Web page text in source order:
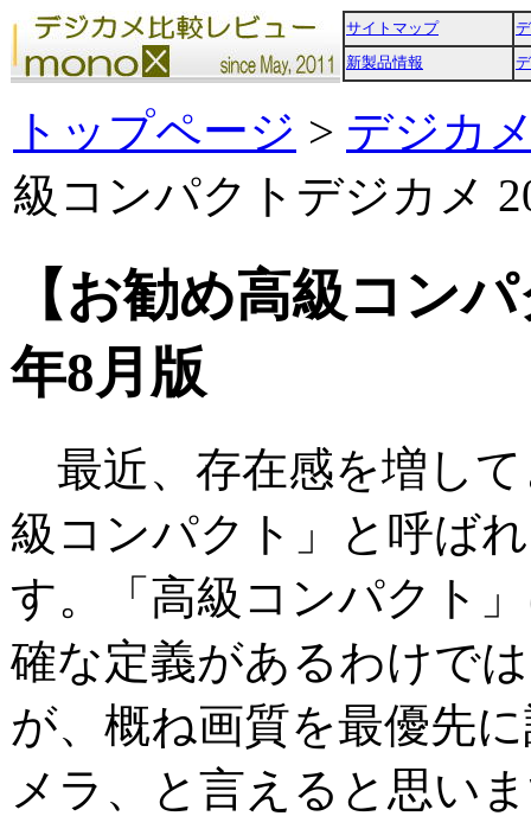
サイトマップ
新製品情報
トップページ > デジカ
級コンパクトデジカメ
【お勧め高級コン
年8月版
最近、存在感を増し
級コンパクト」と呼ば
す。「高級コンパクト
確な定義があるわけで
が、概ね画質を最優先
メラ、と言えると思い